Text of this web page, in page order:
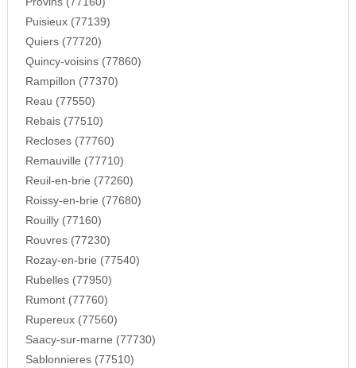
Puisieux (77139)
Quiers (77720)
Quincy-voisins (77860)
Rampillon (77370)
Reau (77550)
Rebais (77510)
Recloses (77760)
Remauville (77710)
Reuil-en-brie (77260)
Roissy-en-brie (77680)
Rouilly (77160)
Rouvres (77230)
Rozay-en-brie (77540)
Rubelles (77950)
Rumont (77760)
Rupereux (77560)
Saacy-sur-marne (77730)
Sablonnieres (77510)